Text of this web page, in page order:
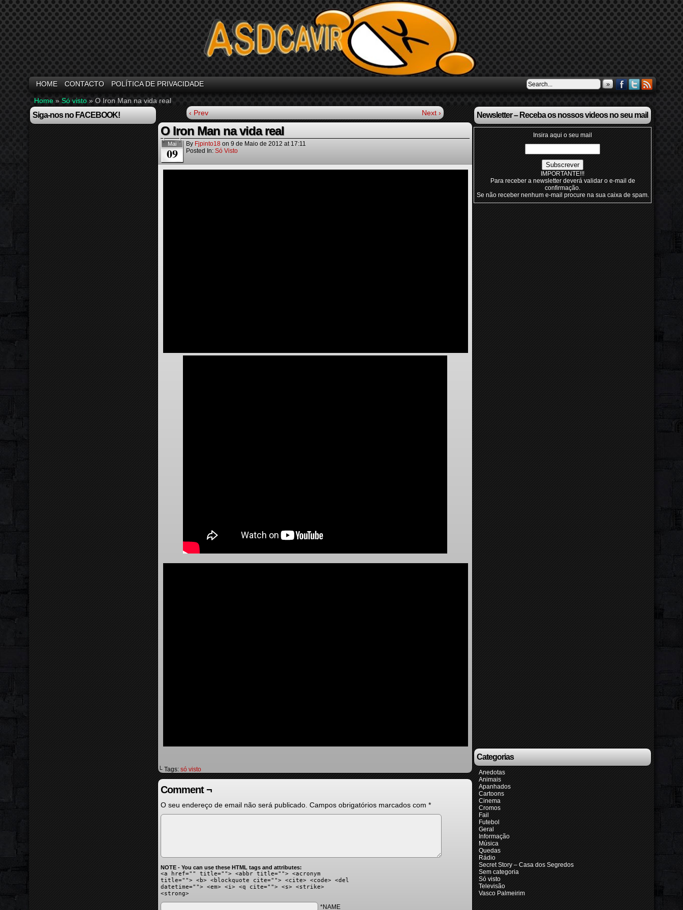
HOME CONTACTO POLÍTICA DE PRIVACIDADE »
Home » Só visto » O Iron Man na vida real
Siga-nos no FACEBOOK! ‹ Prev Next ›
O Iron Man na vida real
Mai
09
By Fjpinto18 on 9 de Maio de 2012 at 17:11
Posted In: Só Visto
└ Tags: só visto
Comment ¬
O seu endereço de email não será publicado. Campos obrigatórios marcados com *
NOTE - You can use these HTML tags and attributes:
<a href="" title=""> <abbr title=""> <acronym
title=""> <b> <blockquote cite=""> <cite> <code> <del
datetime=""> <em> <i> <q cite=""> <s> <strike>
<strong>
*NAME
Newsletter – Receba os nossos videos no seu mail
Insira aqui o seu mail
IMPORTANTE!!!
Para receber a newsletter deverá validar o e-mail de
confirmação.
Se não receber nenhum e-mail procure na sua caixa de spam.
Categorias
Anedotas
Animais
Apanhados
Cartoons
Cinema
Cromos
Fail
Futebol
Geral
Informação
Música
Quedas
Rádio
Secret Story – Casa dos Segredos
Sem categoria
Só visto
Televisão
Vasco Palmeirim